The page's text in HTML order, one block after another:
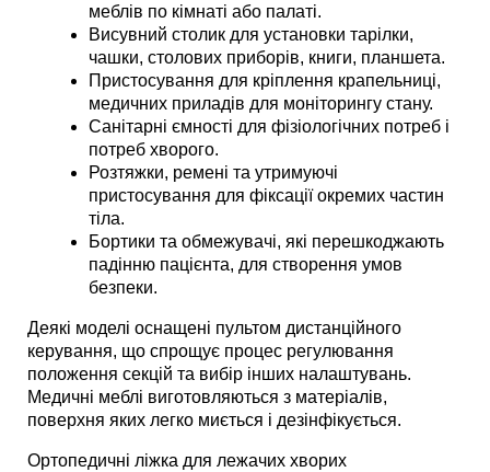
меблів по кімнаті або палаті.
Висувний столик для установки тарілки,
чашки, столових приборів, книги, планшета.
Пристосування для кріплення крапельниці,
медичних приладів для моніторингу стану.
Санітарні ємності для фізіологічних потреб і
потреб хворого.
Розтяжки, ремені та утримуючі
пристосування для фіксації окремих частин
тіла.
Бортики та обмежувачі, які перешкоджають
падінню пацієнта, для створення умов
безпеки.
Деякі моделі оснащені пультом дистанційного
керування, що спрощує процес регулювання
положення секцій та вибір інших налаштувань.
Медичні меблі виготовляються з матеріалів,
поверхня яких легко миється і дезінфікується.
Ортопедичні ліжка для лежачих хворих